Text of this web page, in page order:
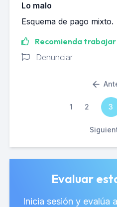
Lo malo
Esquema de pago mixto.
Recomienda
Denunciar
1 2 3
Evaluar
Inicia sesión y evalúa